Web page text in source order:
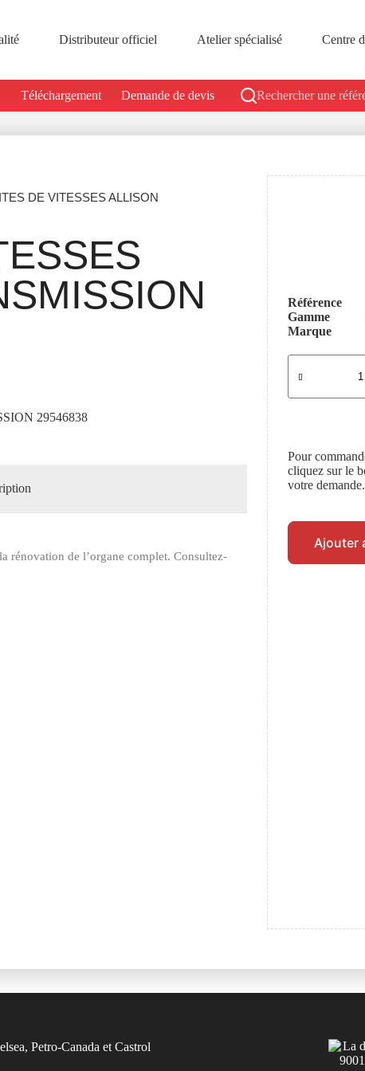
Distributeur officiel Atelier spécialisé Centre
Téléchargement Demande de devis Rechercher une
DE VITESSES ALLISON
29546838
rénovation de l’organe complet. Consultez-
Référence
Gamme
Marque
Pour
cliquez sur le
votre demande.
Ajouter